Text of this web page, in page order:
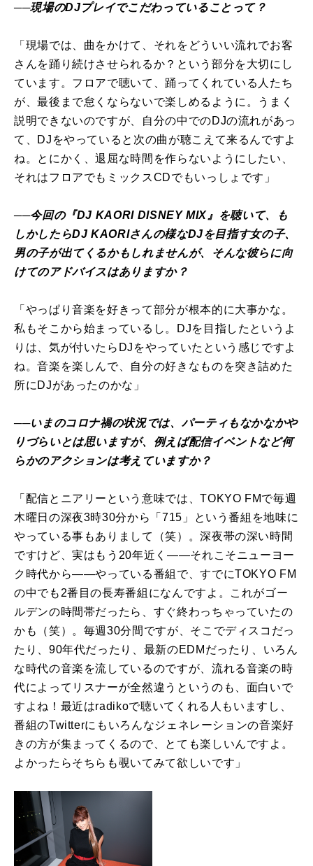
──現場のDJプレイでこだわっていることって？
「現場では、曲をかけて、それをどういい流れでお客
さんを踊り続けさせられるか？という部分を大切にし
ています。フロアで聴いて、踊ってくれている人たち
が、最後まで怠くならないで楽しめるように。うまく
説明できないのですが、自分の中でのDJの流れがあっ
て、DJをやっていると次の曲が聴こえて来るんですよ
ね。とにかく、退屈な時間を作らないようにしたい、
それはフロアでもミックスCDでもいっしょです」
──今回の『DJ KAORI DISNEY MIX』を聴いて、も
しかしたらDJ KAORIさんの様なDJを目指す女の子、
男の子が出てくるかもしれませんが、そんな彼らに向
けてのアドバイスはありますか？
「やっぱり音楽を好きって部分が根本的に大事かな。
私もそこから始まっているし。DJを目指したというよ
りは、気が付いたらDJをやっていたという感じですよ
ね。音楽を楽しんで、自分の好きなものを突き詰めた
所にDJがあったのかな」
──いまのコロナ禍の状況では、パーティもなかなかや
りづらいとは思いますが、例えば配信イベントなど何
らかのアクションは考えていますか？
「配信とニアリーという意味では、TOKYO FMで毎週
木曜日の深夜3時30分から「715」という番組を地味に
やっている事もありまして（笑）。深夜帯の深い時間
ですけど、実はもう20年近く――それこそニューヨー
ク時代から――やっている番組で、すでにTOKYO FM
の中でも2番目の長寿番組になんですよ。これがゴー
ルデンの時間帯だったら、すぐ終わっちゃっていたの
かも（笑）。毎週30分間ですが、そこでディスコだっ
たり、90年代だったり、最新のEDMだったり、いろん
な時代の音楽を流しているのですが、流れる音楽の時
代によってリスナーが全然違うというのも、面白いで
すよね！最近はradikoで聴いてくれる人もいますし、
番組のTwitterにもいろんなジェネレーションの音楽好
きの方が集まってくるので、とても楽しいんですよ。
よかったらそちらも覗いてみて欲しいです」